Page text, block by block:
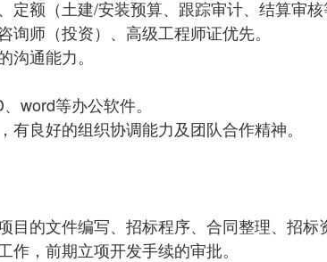
定额（土建/安装预算、跟踪审计、结算审核
询师（投资）、高级工程师证优先。
沟通能力。
word等办公软件。
有良好的组织协调能力及团队合作精神。
目的文件编写、招标程序、合同整理、招标
作，前期立项开发手续的审批。